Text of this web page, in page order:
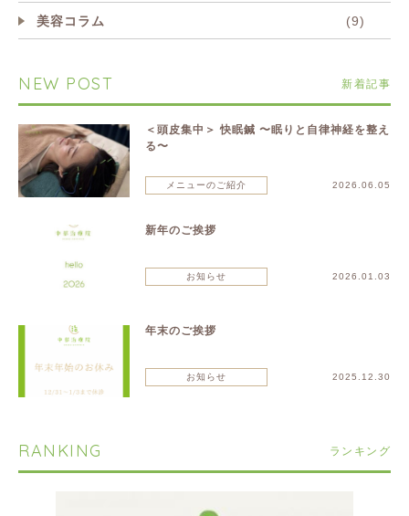
美容コラム (9)
NEW POST 新着記事
＜頭皮集中＞ 快眠鍼 〜眠りと自律神経を整え
る〜
メニューのご紹介 2026.06.05
新年のご挨拶
お知らせ 2026.01.03
年末のご挨拶
お知らせ 2025.12.30
RANKING ランキング